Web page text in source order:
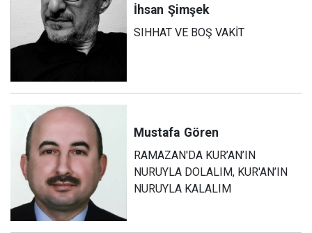
İhsan Şimşek
SIHHAT VE BOŞ VAKİT
Mustafa Gören
RAMAZAN'DA KUR’AN’IN
NURUYLA DOLALIM, KUR'AN’IN
NURUYLA KALALIM